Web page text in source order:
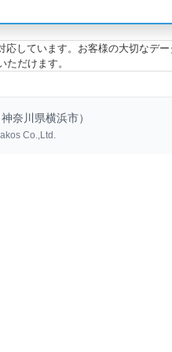
応しています。お客様の大切なデー
だけます。
奈川県横浜市）
Co.,Ltd.